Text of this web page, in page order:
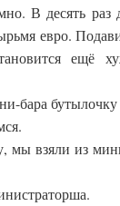
В десять раз
евро.
ещё
бара
мы взяли из